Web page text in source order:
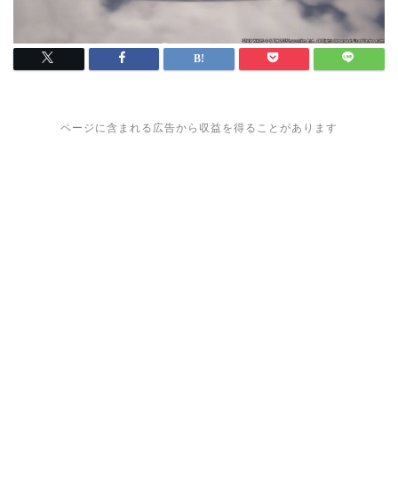
ページに含まれる広告から収益を得ることがあります